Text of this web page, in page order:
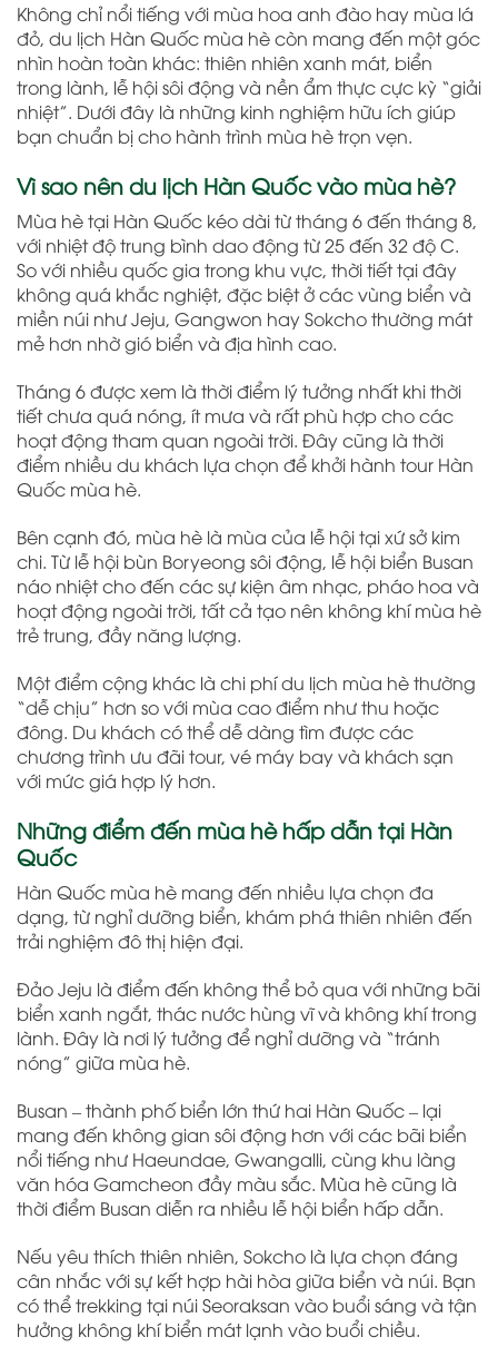
Không chỉ nổi tiếng với mùa hoa anh đào hay mùa lá
đỏ, du lịch Hàn Quốc mùa hè còn mang đến một góc
nhìn hoàn toàn khác: thiên nhiên xanh mát, biển
trong lành, lễ hội sôi động và nền ẩm thực cực kỳ “giải
nhiệt”. Dưới đây là những kinh nghiệm hữu ích giúp
bạn chuẩn bị cho hành trình mùa hè trọn vẹn.
Vì sao nên du lịch Hàn Quốc vào mùa hè?
Mùa hè tại Hàn Quốc kéo dài từ tháng 6 đến tháng 8,
với nhiệt độ trung bình dao động từ 25 đến 32 độ C.
So với nhiều quốc gia trong khu vực, thời tiết tại đây
không quá khắc nghiệt, đặc biệt ở các vùng biển và
miền núi như Jeju, Gangwon hay Sokcho thường mát
mẻ hơn nhờ gió biển và địa hình cao.
Tháng 6 được xem là thời điểm lý tưởng nhất khi thời
tiết chưa quá nóng, ít mưa và rất phù hợp cho các
hoạt động tham quan ngoài trời. Đây cũng là thời
điểm nhiều du khách lựa chọn để khởi hành tour Hàn
Quốc mùa hè.
Bên cạnh đó, mùa hè là mùa của lễ hội tại xứ sở kim
chi. Từ lễ hội bùn Boryeong sôi động, lễ hội biển Busan
náo nhiệt cho đến các sự kiện âm nhạc, pháo hoa và
hoạt động ngoài trời, tất cả tạo nên không khí mùa hè
trẻ trung, đầy năng lượng.
Một điểm cộng khác là chi phí du lịch mùa hè thường
“dễ chịu” hơn so với mùa cao điểm như thu hoặc
đông. Du khách có thể dễ dàng tìm được các
chương trình ưu đãi tour, vé máy bay và khách sạn
với mức giá hợp lý hơn.
Những điểm đến mùa hè hấp dẫn tại Hàn
Quốc
Hàn Quốc mùa hè mang đến nhiều lựa chọn đa
dạng, từ nghỉ dưỡng biển, khám phá thiên nhiên đến
trải nghiệm đô thị hiện đại.
Đảo Jeju là điểm đến không thể bỏ qua với những bãi
biển xanh ngắt, thác nước hùng vĩ và không khí trong
lành. Đây là nơi lý tưởng để nghỉ dưỡng và “tránh
nóng” giữa mùa hè.
Busan – thành phố biển lớn thứ hai Hàn Quốc – lại
mang đến không gian sôi động hơn với các bãi biển
nổi tiếng như Haeundae, Gwangalli, cùng khu làng
văn hóa Gamcheon đầy màu sắc. Mùa hè cũng là
thời điểm Busan diễn ra nhiều lễ hội biển hấp dẫn.
Nếu yêu thích thiên nhiên, Sokcho là lựa chọn đáng
cân nhắc với sự kết hợp hài hòa giữa biển và núi. Bạn
có thể trekking tại núi Seoraksan vào buổi sáng và tận
hưởng không khí biển mát lạnh vào buổi chiều.